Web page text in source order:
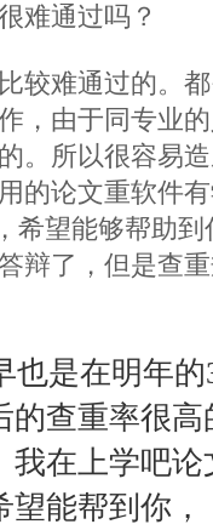
难通过吗？
较难通过的。
，由于同专业
。所以很容易
的论文重软件
希望能够帮助
辩了，但是查
也是在明年
的查重率很
我在上学吧
能帮到你，